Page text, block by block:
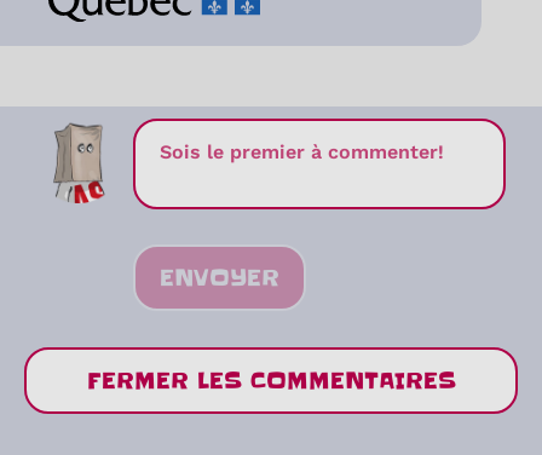
ENVOYER
FERMER LES COMMENTAIRES